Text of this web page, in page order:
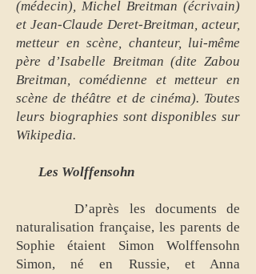
(médecin), Michel Breitman (écrivain)
et Jean-Claude Deret-Breitman, acteur,
metteur en scène, chanteur, lui-même
père d’Isabelle Breitman (dite Zabou
Breitman, comédienne et metteur en
scène de théâtre et de cinéma). Toutes
leurs biographies sont disponibles sur
Wikipedia.
Les Wolffensohn
D’après les documents de
naturalisation française, les parents de
Sophie étaient Simon Wolffensohn
Simon, né en Russie, et Anna